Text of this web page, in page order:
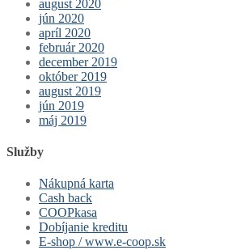
august 2020
jún 2020
apríl 2020
február 2020
december 2019
október 2019
august 2019
jún 2019
máj 2019
Služby
Nákupná karta
Cash back
COOPkasa
Dobíjanie kreditu
E-shop / www.e-coop.sk